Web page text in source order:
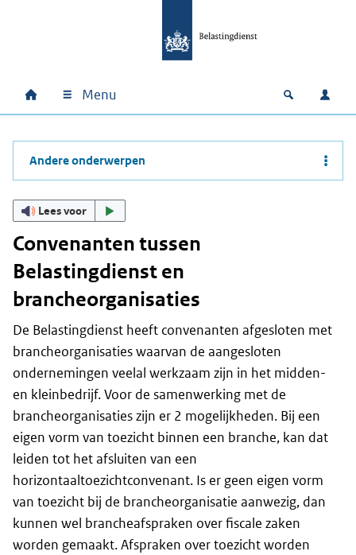
Hoofdnavigatie
Home Menu Open
Andere onderwerpen
Lees voor
Convenanten tussen
Belastingdienst en
brancheorganisaties
De Belastingdienst heeft convenanten afgesloten met
brancheorganisaties waarvan de aangesloten
ondernemingen veelal werkzaam zijn in het midden-
en kleinbedrijf. Voor de samenwerking met de
brancheorganisaties zijn er 2 mogelijkheden. Bij een
eigen vorm van toezicht binnen een branche, kan dat
leiden tot het afsluiten van een
horizontaaltoezichtconvenant. Is er geen eigen vorm
van toezicht bij de brancheorganisatie aanwezig, dan
kunnen wel brancheafspraken over fiscale zaken
worden gemaakt. Afspraken over toezicht worden